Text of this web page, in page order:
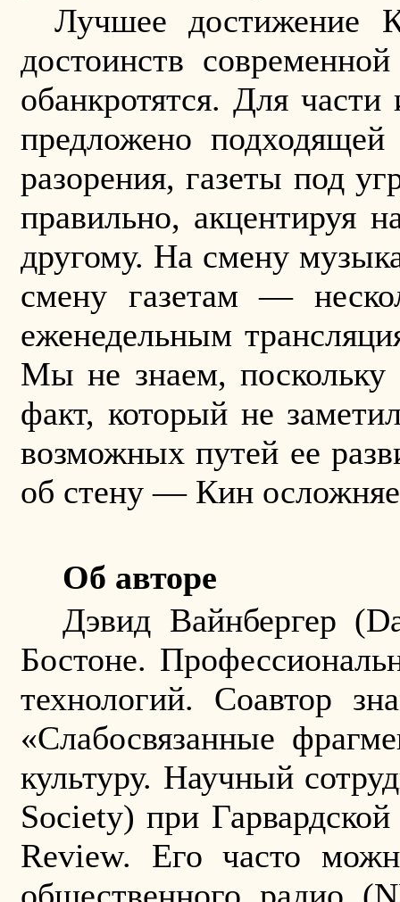
Лучшее достижение
достоинств
обанкротятся. Для
предложено
разорения, газеты под
правильно, акцентируя
другому. На смену
смену газетам —
еженедельным
Мы не знаем,
факт, который не
возможных путей ее
об стену — Кин
Об авторе
Дэвид Вайнбергер (
Бостоне.
технологий. Соавтор
«Слабосвязанные
культуру. Научный
Society) при
Review. Его часто